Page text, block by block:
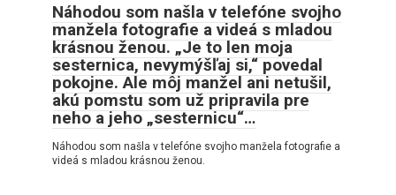
Náhodou som našla v telefóne svojho
manžela fotografie a videá s mladou
krásnou ženou. „Je to len moja
sesternica, nevymýšľaj si,“ povedal
pokojne. Ale môj manžel ani netušil,
akú pomstu som už pripravila pre
neho a jeho „sesternicu“…
Náhodou som našla v telefóne svojho manžela fotografie a
videá s mladou krásnou ženou.